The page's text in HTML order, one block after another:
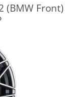
(BMW Front)